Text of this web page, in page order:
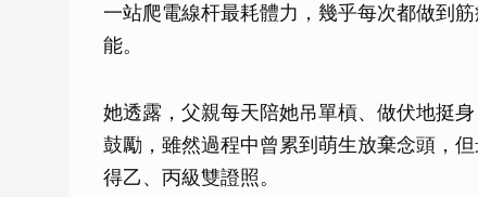
一站爬電線杆最耗體力，幾乎每次都做到
能。
她透露，父親每天陪她吊單槓、做伏地挺
鼓勵，雖然過程中曾累到萌生放棄念頭，
得乙、丙級雙證照。